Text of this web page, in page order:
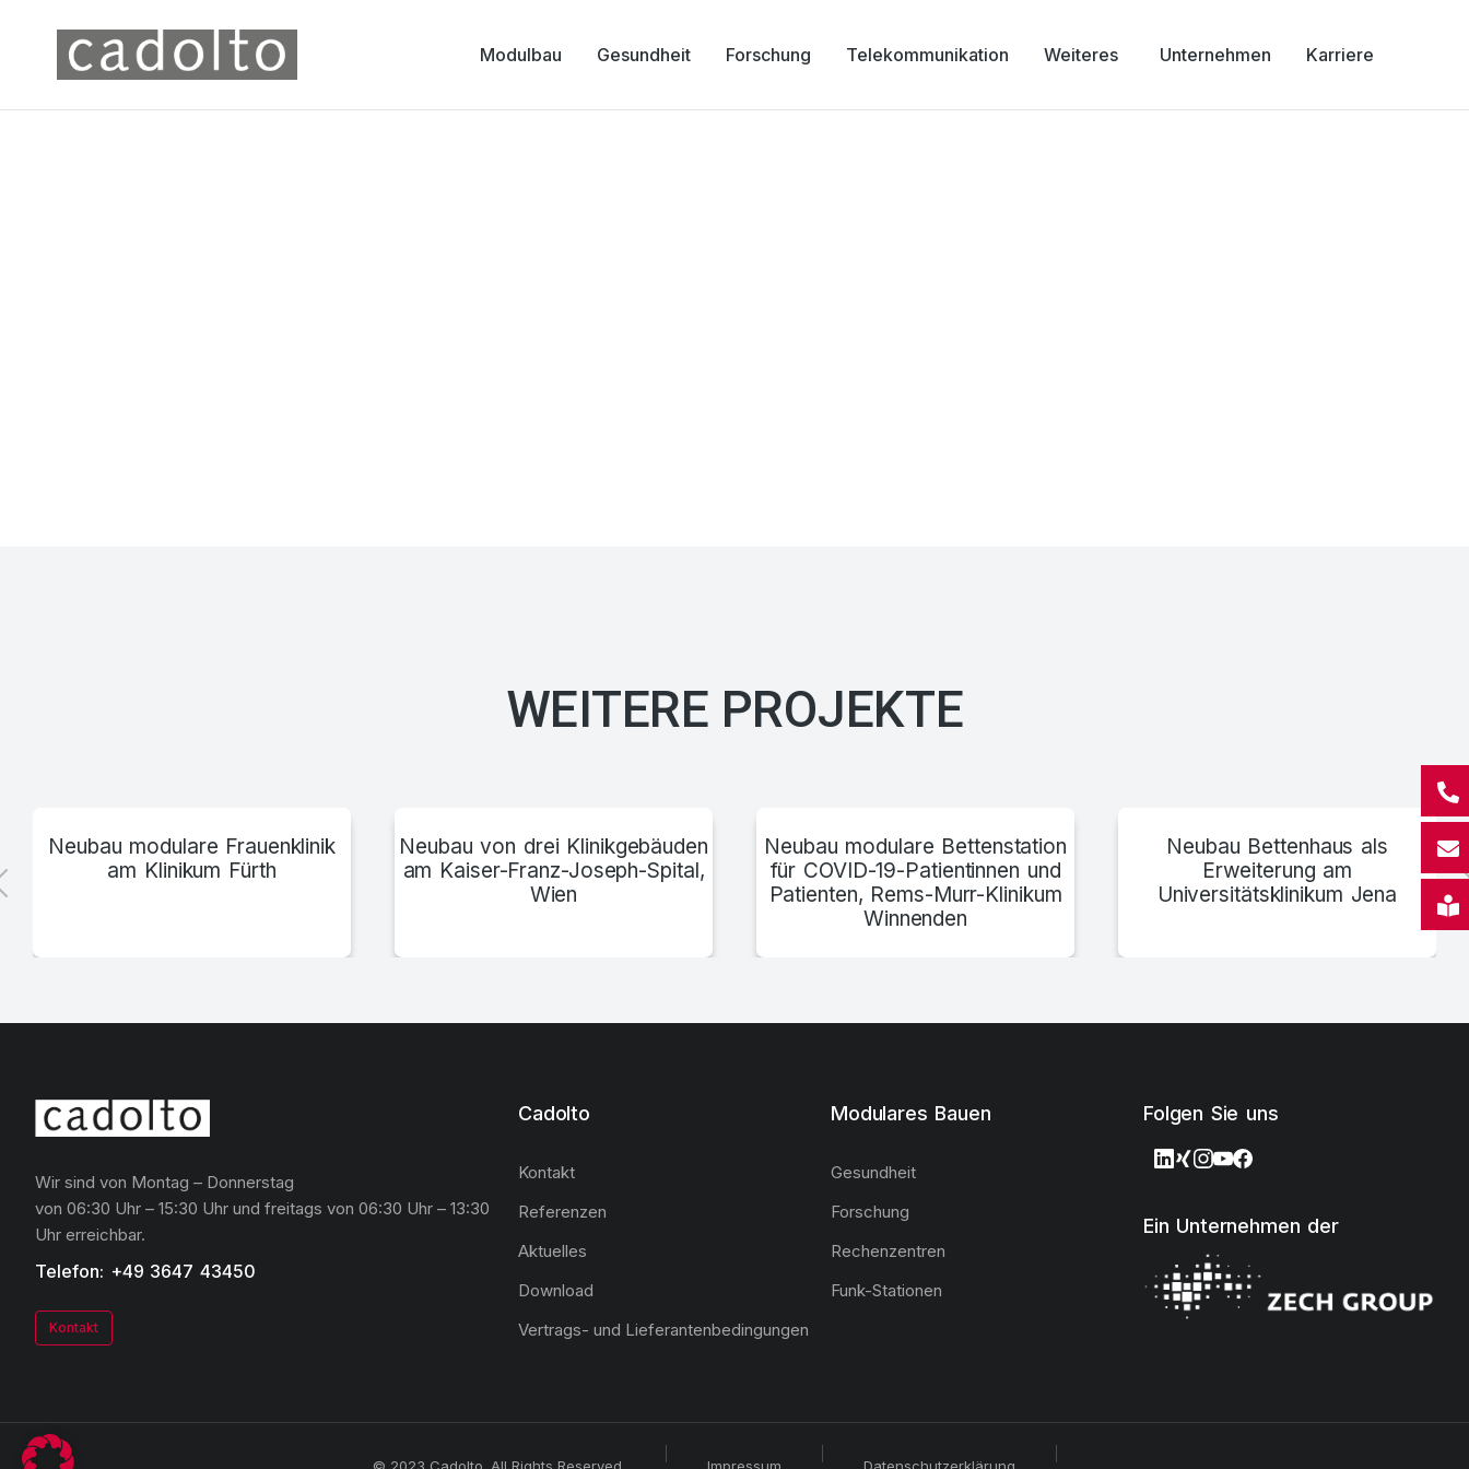
Modulbau Gesundheit Forschung Telekommunikation Weiteres Unternehmen Karriere
WEITERE PROJEKTE
Neubau modulare Frauenklinik
am Klinikum Fürth
Neubau von drei Klinikgebäuden
am Kaiser-Franz-Joseph-Spital,
Wien
Neubau modulare Bettenstation
für COVID-19-Patientinnen und
Patienten, Rems-Murr-Klinikum
Winnenden
Neubau Bettenhaus als
Erweiterung am
Universitätsklinikum Jena
Wir sind von Montag – Donnerstag
von 06:30 Uhr – 15:30 Uhr und freitags von 06:30 Uhr – 13:30
Uhr erreichbar.
Telefon: +49 3647 43450
Kontakt
Cadolto
Kontakt
Referenzen
Aktuelles
Download
Vertrags- und Lieferantenbedingungen
Modulares Bauen
Gesundheit
Forschung
Rechenzentren
Funk-Stationen
Folgen Sie uns
Ein Unternehmen der